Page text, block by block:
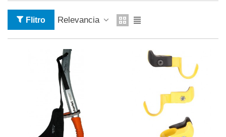
Flitro Relevancia